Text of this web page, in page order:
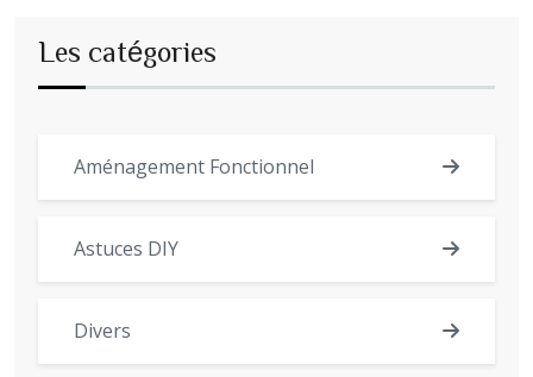
Les catégories
Aménagement Fonctionnel
Astuces DIY
Divers